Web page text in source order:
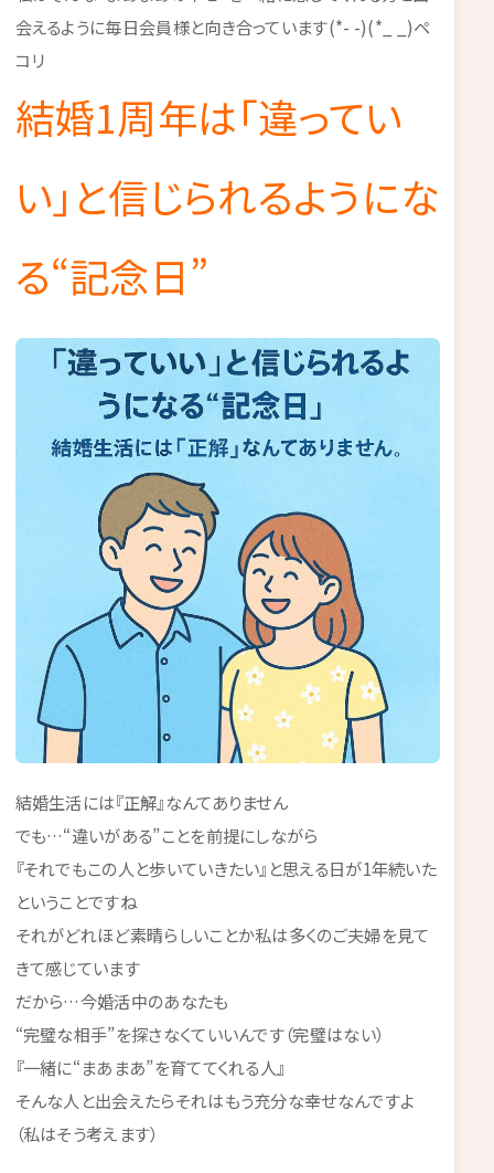
会えるように毎日会員様と向き合っています(*- -)(*_ _)ペ
コリ
結婚1周年は「違ってい
い」と信じられるようにな
る“記念日”
結婚生活には『正解』なんてありません
でも…“違いがある”ことを前提にしながら
『それでもこの人と歩いていきたい』と思える日が1年続いた
ということですね
それがどれほど素晴らしいことか私は多くのご夫婦を見て
きて感じています
だから…今婚活中のあなたも
“完璧な相手”を探さなくていいんです（完璧はない）
『一緒に“まあまあ”を育ててくれる人』
そんな人と出会えたらそれはもう充分な幸せなんですよ
（私はそう考えます）